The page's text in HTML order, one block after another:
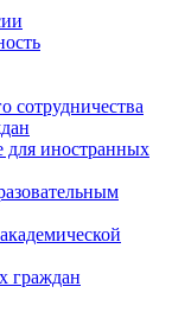
сотрудничества
для иностранных
граждан